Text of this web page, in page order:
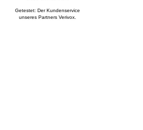
Getestet: Der Kundenservice
unseres Partners Verivox.